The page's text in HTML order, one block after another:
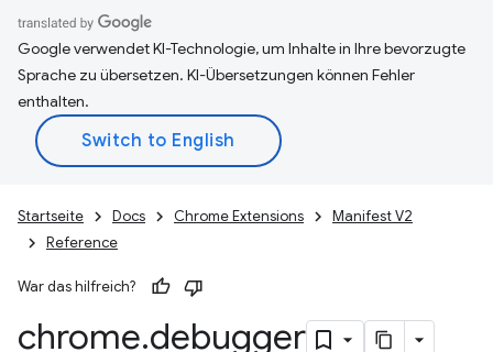
Google verwendet KI-Technologie, um Inhalte in Ihre bevorzugte
Sprache zu übersetzen. KI-Übersetzungen können Fehler
enthalten.
Startseite Docs Chrome Extensions
Manifest V2
Reference
War das hilfreich?
chrome.debugger